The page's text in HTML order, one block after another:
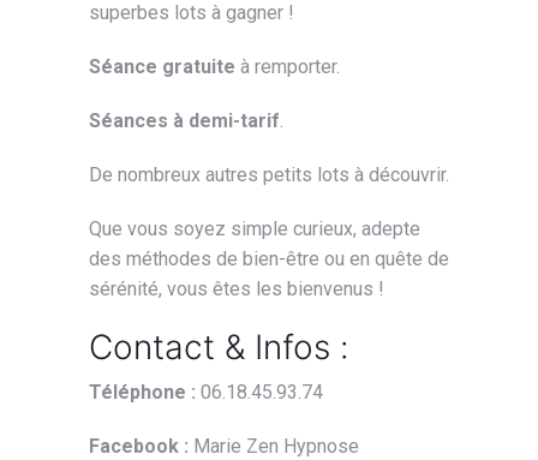
superbes lots à gagner !
Séance gratuite à remporter.
Séances à demi-tarif.
De nombreux autres petits lots à découvrir.
Que vous soyez simple curieux, adepte
des méthodes de bien-être ou en quête de
sérénité, vous êtes les bienvenus !
Contact & Infos :
Téléphone : 06.18.45.93.74
Facebook : Marie Zen Hypnose